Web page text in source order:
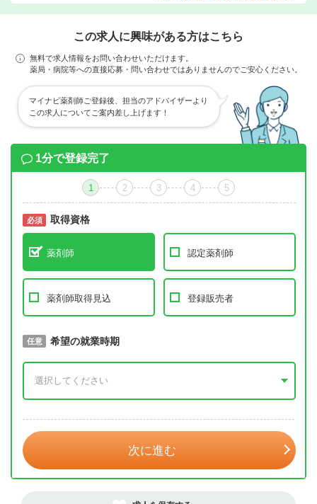
この求人に興味がある方はこちら
無料で求人情報をお問い合わせいただけます。
薬局・病院等への直接応募・問い合わせではありませんのでご安心ください。
マイナビ薬剤師ご登録後、担当のアドバイザーより
この求人についてご案内差し上げます！
1分で登録完了
1 2 3 4 5
必須 取得資格
薬剤師 認定薬剤師
薬剤師取得見込 登録販売者
必須 取得予定年
任意 希望の就業時期
次に進む